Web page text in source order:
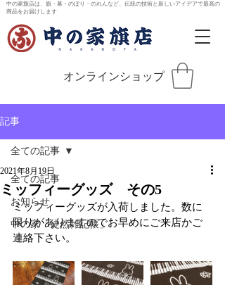
中の家旗店は、旗・幕・のぼり・のれんなど、伝統の技術と新しいアイデアで最高の
商品をお届けします
オンラインショップ
記事
全ての記事
お知らせ
中の家「徒然雑記帳」
全ての記事
ミッフィーグッズ その5
2021年8月19日
ミッフィーグッズが入荷しました。数に
限りがありますのでお早めにご来店かご
連絡下さい。